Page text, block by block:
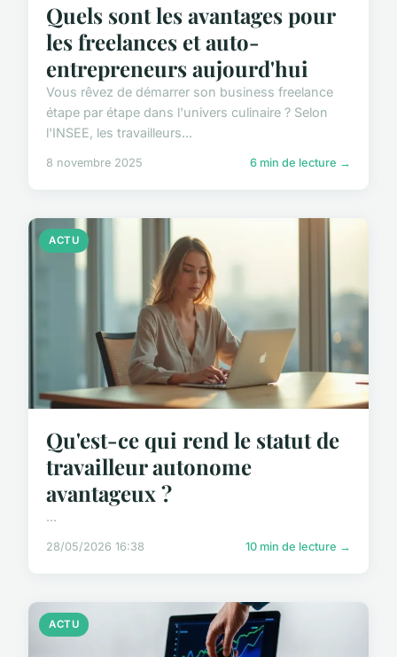
Quels sont les avantages pour
les freelances et auto-
entrepreneurs aujourd'hui
Vous rêvez de démarrer son business freelance
étape par étape dans l'univers culinaire ? Selon
l'INSEE, les travailleurs...
8 novembre 2025 6 min de lecture →
ACTU
Qu'est-ce qui rend le statut de
travailleur autonome
avantageux ?
...
28/05/2026 16:38 10 min de lecture →
ACTU